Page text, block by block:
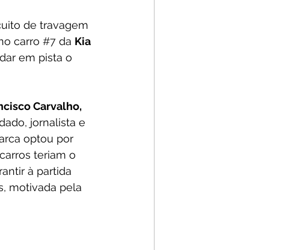
de travagem
carro #7 da Kia
em pista o
Carvalho,
jornalista e
optou por
teriam o
à partida
motivada pela